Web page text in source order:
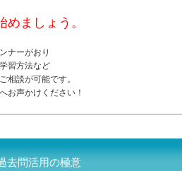
めましょう。
ナーがおり
習方法など
相談が可能です。
お声かけください！
問活用の極意